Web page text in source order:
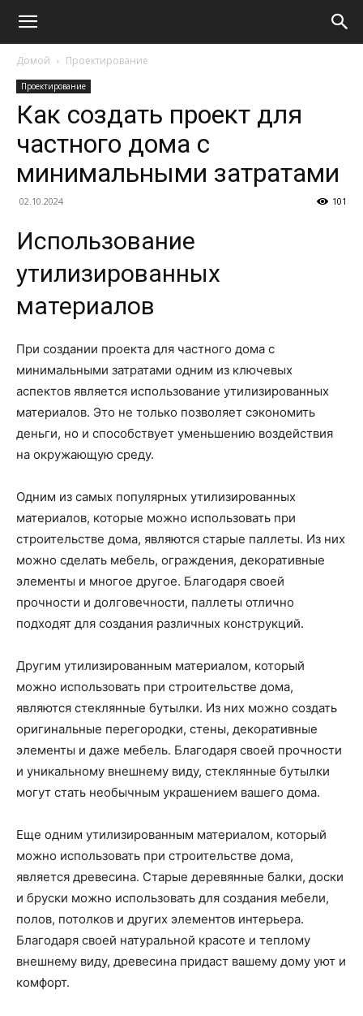
Домой Проектирование
Проектирование
Как создать проект для
частного дома с
минимальными затратами
02.10.2024 101
Использование
утилизированных
материалов
При создании проекта для частного дома с
минимальными затратами одним из ключевых
аспектов является использование утилизированных
материалов. Это не только позволяет сэкономить
деньги, но и способствует уменьшению воздействия
на окружающую среду.
Одним из самых популярных утилизированных
материалов, которые можно использовать при
строительстве дома, являются старые паллеты. Из них
можно сделать мебель, ограждения, декоративные
элементы и многое другое. Благодаря своей
прочности и долговечности, паллеты отлично
подходят для создания различных конструкций.
Другим утилизированным материалом, который
можно использовать при строительстве дома,
являются стеклянные бутылки. Из них можно создать
оригинальные перегородки, стены, декоративные
элементы и даже мебель. Благодаря своей прочности
и уникальному внешнему виду, стеклянные бутылки
могут стать необычным украшением вашего дома.
Еще одним утилизированным материалом, который
можно использовать при строительстве дома,
является древесина. Старые деревянные балки, доски
и бруски можно использовать для создания мебели,
полов, потолков и других элементов интерьера.
Благодаря своей натуральной красоте и теплому
внешнему виду, древесина придаст вашему дому уют и
комфорт.